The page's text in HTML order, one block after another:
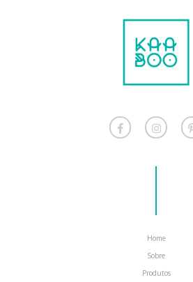
Home
Sobre
Produtos